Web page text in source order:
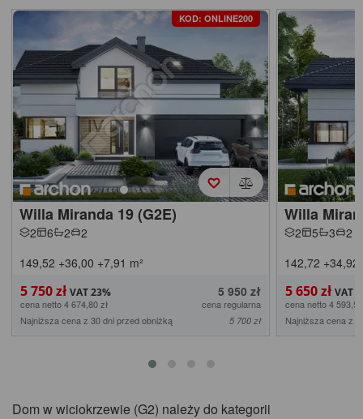
KOD: ONLINE200
Willa Miranda 19 (G2E)
2 6 2
2
149,52 +36,00 +7,91 m²
5 750 zł 5 950 zł
cena netto 4 674,80 zł
cena regularna
Najniższa cena z 30 dni przed obniżką
5 700 zł
Willa
2 5 3
2
142,72 +34,92
5 650 zł
cena netto 4
Najniższa cena z
Dom w wiciokrzewie (G2) należy do kategorii